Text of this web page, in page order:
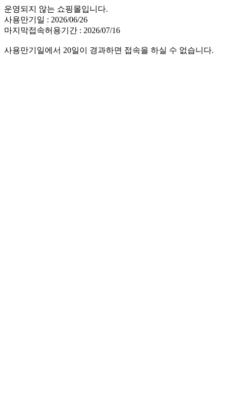
운영되지 않는 쇼핑몰입니다.
사용만기일 : 2026/06/26
마지막접속허용기간 : 2026/07/16
사용만기일에서 20일이 경과하면 접속을 하실 수 없습니다.